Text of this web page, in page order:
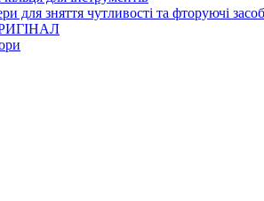
для зняття чутливості та фторуючі